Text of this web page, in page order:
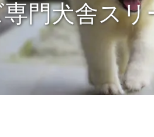
門犬舎ス